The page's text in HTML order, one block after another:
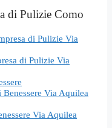
di Pulizie Como
di Pulizie Via
di Pulizie Via
Via Aquilea
Via Aquilea